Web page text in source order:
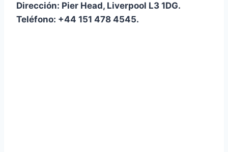
Dirección: Pier Head, Liverpool L3 1DG.
Teléfono: +44 151 478 4545.